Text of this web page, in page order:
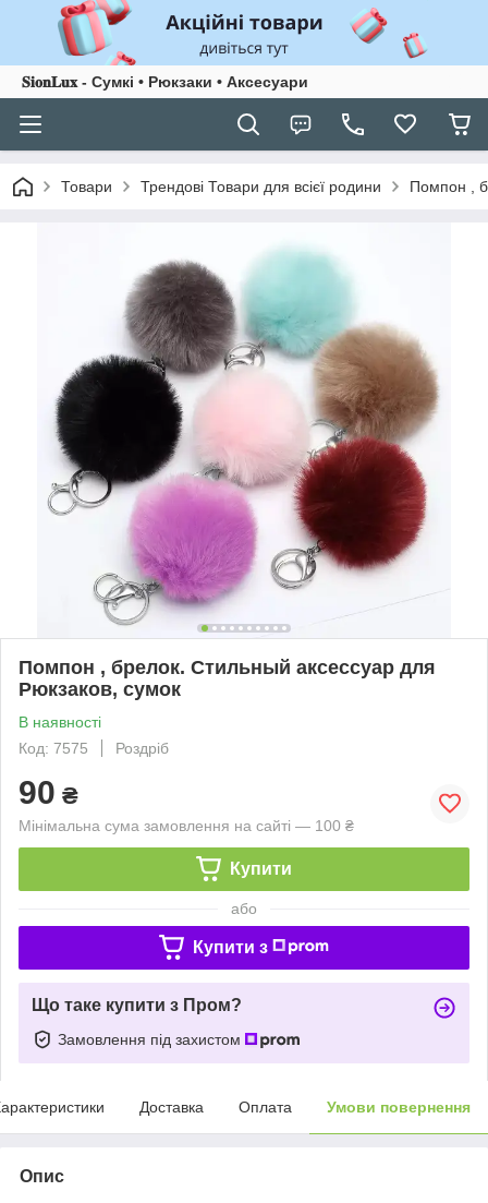
𝐒𝐢𝐨𝐧𝐋𝐮𝐱 - Сумкі • Рюкзаки • Аксесуари
Товари Трендові Товари для всієї родини Помпон ,
Помпон , брелок. Стильный аксессуар для
Рюкзаков, сумок
В наявності
Код: 7575
Роздріб
90 ₴
Мінімальна сума замовлення на сайті — 100 ₴
Купити
або
Купити з
Що таке купити з Пром?
Замовлення під захистом
Доставка Оплата Умови повернення
Опис